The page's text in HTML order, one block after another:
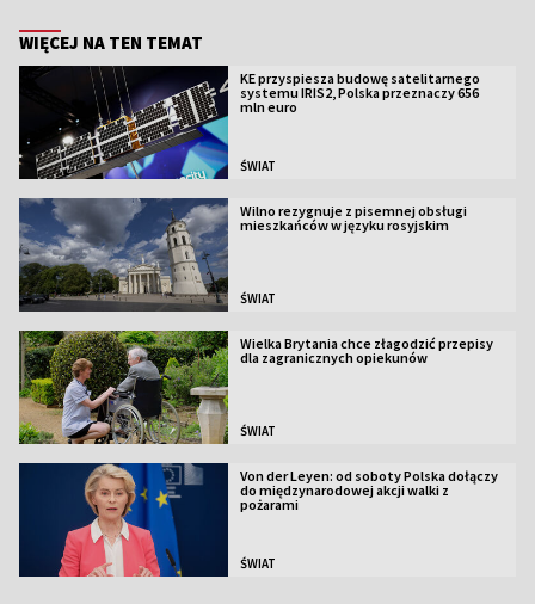
WIĘCEJ NA TEN TEMAT
KE przyspiesza budowę satelitarnego
systemu IRIS2, Polska przeznaczy 656
mln euro
ŚWIAT
Wilno rezygnuje z pisemnej obsługi
mieszkańców w języku rosyjskim
ŚWIAT
Wielka Brytania chce złagodzić przepisy
dla zagranicznych opiekunów
ŚWIAT
Von der Leyen: od soboty Polska dołączy
do międzynarodowej akcji walki z
pożarami
ŚWIAT